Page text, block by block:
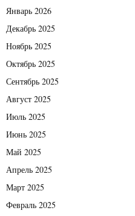
Январь 2026
Декабрь 2025
Ноябрь 2025
Октябрь 2025
Сентябрь 2025
Август 2025
Июль 2025
Июнь 2025
Май 2025
Апрель 2025
Март 2025
Февраль 2025